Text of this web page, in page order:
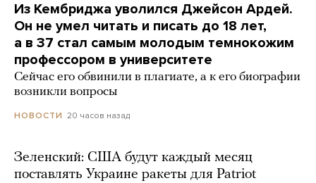
Из Кембриджа уволился Джейсон Ардей.
Он не умел читать и писать до 18 лет,
а в 37 стал самым молодым темнокожим
профессором в университете
Сейчас его обвинили в плагиате, а к его биографии
возникли вопросы
НОВОСТИ 20 часов назад
Зеленский: США будут каждый месяц
поставлять Украине ракеты для Patriot